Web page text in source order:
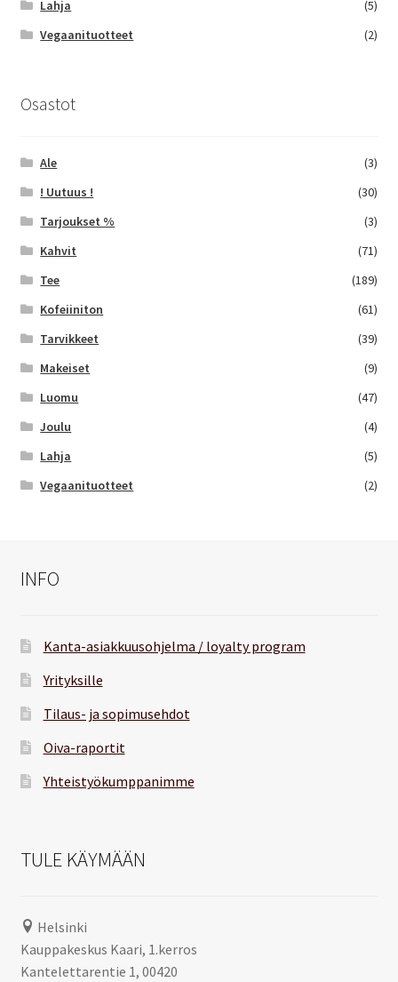
Lahja
(5)
Vegaanituotteet
(2)
Osastot
Ale
(3)
! Uutuus !
(30)
Tarjoukset %
(3)
Kahvit
(71)
Tee
(189)
Kofeiiniton
(61)
Tarvikkeet
(39)
Makeiset
(9)
Luomu
(47)
Joulu
(4)
Lahja
(5)
Vegaanituotteet
(2)
INFO
Kanta-asiakkuusohjelma / loyalty program
Yrityksille
Tilaus- ja sopimusehdot
Oiva-raportit
Yhteistyökumppanimme
TULE KÄYMÄÄN
Helsinki
Kauppakeskus Kaari, 1.kerros
Kantelettarentie 1, 00420